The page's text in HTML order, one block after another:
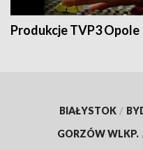
Produkcje TVP3 Opole
BIAŁYSTOK /
GORZÓW WLKP.